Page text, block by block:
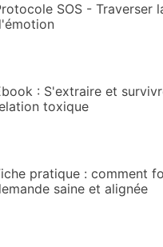
SOS - Traverser
: S'extraire et
toxique
pratique : comment
saine et alignée